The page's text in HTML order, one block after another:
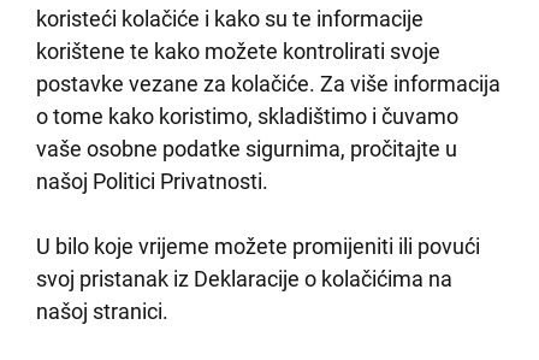
koristeći kolačiće i kako su te informacije
korištene te kako možete kontrolirati svoje
postavke vezane za kolačiće. Za više informacija
o tome kako koristimo, skladištimo i čuvamo
vaše osobne podatke sigurnima, pročitajte u
našoj Politici Privatnosti.
U bilo koje vrijeme možete promijeniti ili povući
svoj pristanak iz Deklaracije o kolačićima na
našoj stranici.